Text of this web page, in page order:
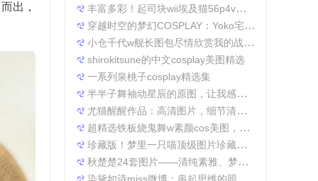
出，
丰富多彩！起司块wii埃及猫56p4v照片精选大集合
穿越时空的梦幻COSPLAY：Yoko宅夏电子档图包
小仓千代w舰长图包尽情欣赏我的战场作品集
shirokitsune的中文cosplay美图精选
一系列泉桃子cosplay精选集
半半子舞袖动星辰的原图，让我感受到了摄影的魅力
尤猫醒醒作品：高清图片，细节清晰展现真实美。
超精选铁板烧鬼舞w素颜cos美图，一定不会让你失望
珍藏版！梦里一只喵顶级图片珍藏套装。
秋楚楚24套图片——清纯素雅、梦幻唯美，成就一张张经典美图。